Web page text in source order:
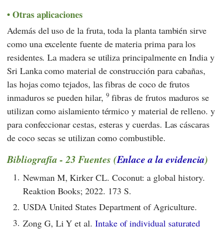
Otras aplicaciones
Además del uso de la fruta, toda la planta también sirve
como una excelente fuente de materia prima para los
residentes. La madera se utiliza principalmente en India y
Sri Lanka como material de construcción para cabañas,
las hojas como tejados, las fibras de coco de frutos
inmaduros se pueden hilar, 9 fibras de frutos maduros se
utilizan como aislamiento térmico y material de relleno. y
para confeccionar cestas, esteras y cuerdas. Las cáscaras
de coco secas se utilizan como combustible.
Bibliografía - 23 Fuentes (Enlace a la evidencia)
1. Newman M, Kirker CL. Coconut: a global history.
Reaktion Books; 2022. 173 S.
2. USDA United States Department of Agriculture.
3. Zong G, Li Y et al. Intake of individual saturated